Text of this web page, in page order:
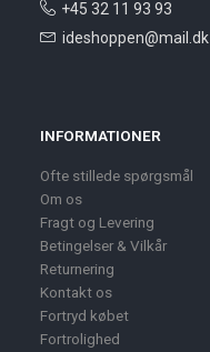
+45 32 11 93 93
ideshoppen@mail.dk
INFORMATIONER
Ofte stillede spørgsmål
Om os
Fragt og Levering
Betingelser & Vilkår
Returnering
Kontakt os
Fortryd købet
Fortrolighed